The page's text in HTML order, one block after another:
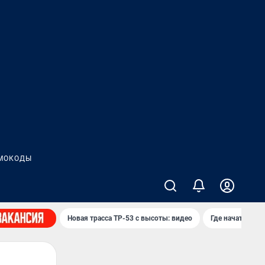
Новая трасса ТР-53 с высоты: видео Где начать